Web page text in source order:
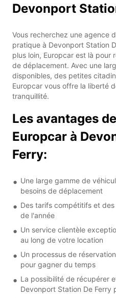
Devonport
Vous recherchez une agence
pratique à Devonport Station
plus loin, Europcar est là pour
de déplacement. Avec une
disponibles, des petites
Europcar vous offre la liberté
tranquillité.
Les avantages
Europcar à
Ferry:
Une large gamme de
besoins de déplacement
Des tarifs compétitifs et
de l'année
Un service clientèle
au long de votre location
Un processus de
pour gagner du temps
La possibilité de récupérer
Devonport Station De Ferry